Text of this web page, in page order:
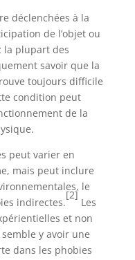
déclenchées à la
de l’objet ou
la plupart des
savoir que la
toujours difficile
condition peut
de la
peut varier en
mais peut inclure
le
indirectes.
[2]
Les
et non
y avoir une
dans les phobies